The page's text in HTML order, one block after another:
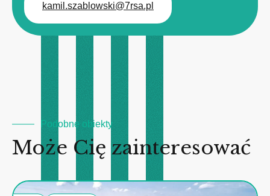
kamil.szablowski@7rsa.pl
Podobne obiekty
Może Cię zainteresować